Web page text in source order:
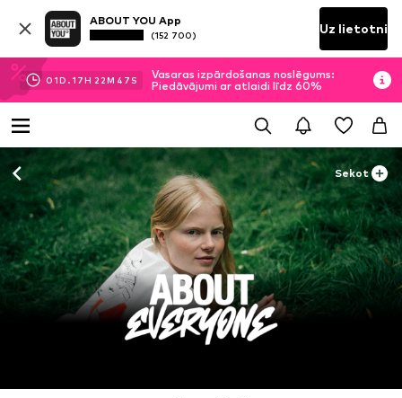
ABOUT YOU App
(152 700) Uz lietotni
01D.17H 22M 46 S
Vasaras izpārdošanas noslēgums:
Piedāvājumi ar atlaidi līdz 60%
Sekot